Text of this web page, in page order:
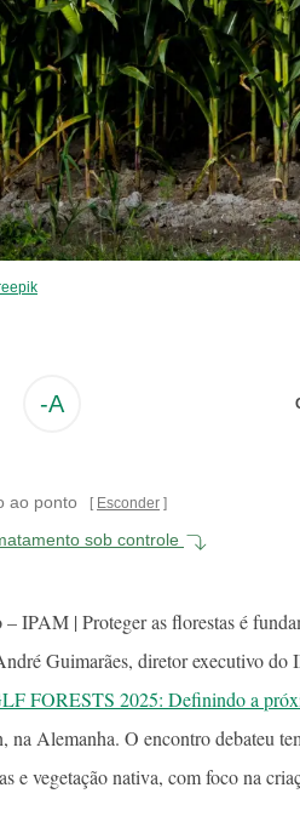
-A
ao ponto Esconder
sob controle
IPAM | Proteger as florestas é
Guimarães, diretor executivo
FORESTS 2025: Definindo a
na Alemanha. O encontro debateu
e vegetação nativa, com foco na